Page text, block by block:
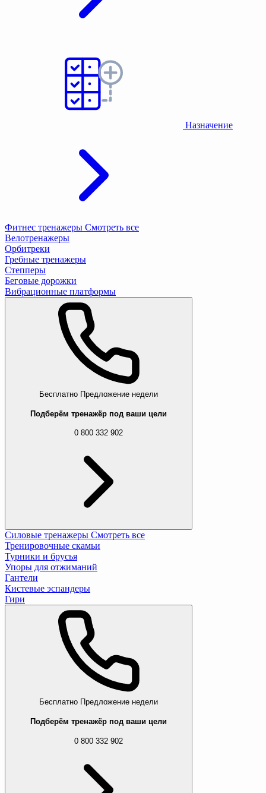
Назначение
Фитнес тренажеры Смотреть все
Велотренажеры
Орбитреки
Гребные тренажеры
Степперы
Беговые дорожки
Вибрационные платформы
Бесплатно Предложение недели
Подберём тренажёр под ваши цели
0 800 332 902
Силовые тренажеры Смотреть все
Тренировочные скамьи
Турники и брусья
Упоры для отжиманий
Гантели
Кистевые эспандеры
Гири
Бесплатно Предложение недели
Подберём тренажёр под ваши цели
0 800 332 902